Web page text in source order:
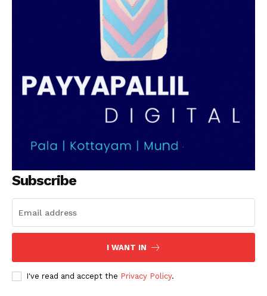
SUBSCRIBE NOW
PALA VISION
About
My account
Subscribe
I WANT IN
I've read and accept the Privacy Policy.